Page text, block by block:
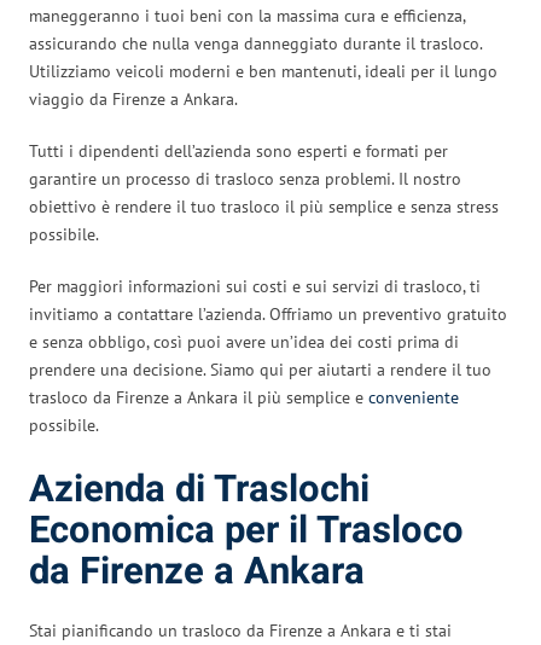
maneggeranno i tuoi beni con la massima cura e efficienza,
assicurando che nulla venga danneggiato durante il trasloco.
Utilizziamo veicoli moderni e ben mantenuti, ideali per il lungo
viaggio da Firenze a Ankara.
Tutti i dipendenti dell’azienda sono esperti e formati per
garantire un processo di trasloco senza problemi. Il nostro
obiettivo è rendere il tuo trasloco il più semplice e senza stress
possibile.
Per maggiori informazioni sui costi e sui servizi di trasloco, ti
invitiamo a contattare l’azienda. Offriamo un preventivo gratuito
e senza obbligo, così puoi avere un’idea dei costi prima di
prendere una decisione. Siamo qui per aiutarti a rendere il tuo
trasloco da Firenze a Ankara il più semplice e conveniente
possibile.
Azienda di Traslochi
Economica per il Trasloco
da Firenze a Ankara
Stai pianificando un trasloco da Firenze a Ankara e ti stai